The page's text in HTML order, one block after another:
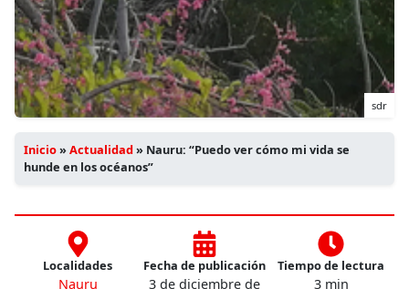
sdr
Inicio»Actualidad» Nauru: “Puedo ver cómo mi vida se
hunde en los océanos”
Localidades
Nauru
Fecha de publicación
3 de diciembre de
Tiempo de lectura
3 min